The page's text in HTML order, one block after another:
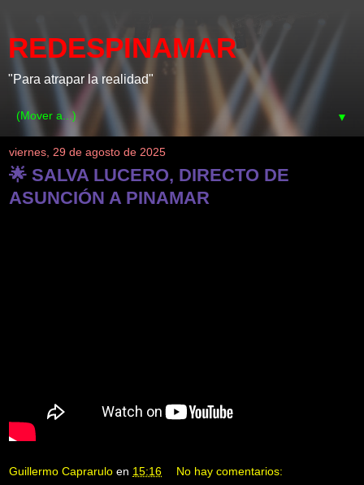
REDESPINAMAR
"Para atrapar la realidad"
▼
viernes, 29 de agosto de 2025
🌟 SALVA LUCERO, DIRECTO DE
ASUNCIÓN A PINAMAR
Guillermo Caprarulo en 15:16 No hay comentarios: